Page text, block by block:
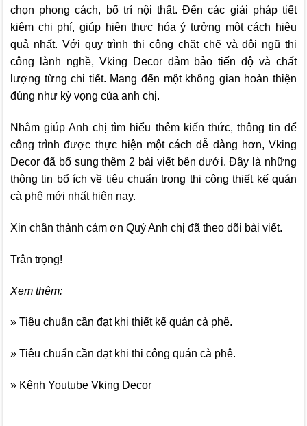
chọn phong cách, bố trí nội thất. Đến các giải pháp tiết
kiệm chi phí, giúp hiện thực hóa ý tưởng một cách hiệu
quả nhất. Với quy trình thi công chặt chẽ và đội ngũ thi
công lành nghề, Vking Decor đảm bảo tiến độ và chất
lượng từng chi tiết. Mang đến một không gian hoàn thiện
đúng như kỳ vọng của anh chị.
Nhằm giúp Anh chị tìm hiểu thêm kiến thức, thông tin để
công trình được thực hiện một cách dễ dàng hơn, Vking
Decor đã bổ sung thêm 2 bài viết bên dưới. Đây là những
thông tin bổ ích về tiêu chuẩn trong thi công thiết kế quán
cà phê mới nhất hiện nay.
Xin chân thành cảm ơn Quý Anh chị đã theo dõi bài viết.
Trân trọng!
Xem thêm:
» Tiêu chuẩn cần đạt khi thiết kế quán cà phê.
» Tiêu chuẩn cần đạt khi thi công quán cà phê.
» Kênh Youtube Vking Decor